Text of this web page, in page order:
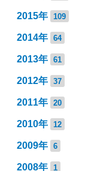
2015年 109
2014年 64
2013年 61
2012年 37
2011年 20
2010年 12
2009年 6
2008年 1